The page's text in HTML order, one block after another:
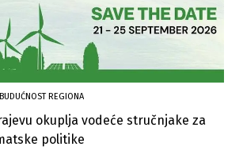
REGIONA
okuplja vodeće stručnjake za
politike